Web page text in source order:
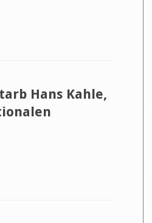
Hans Kahle,